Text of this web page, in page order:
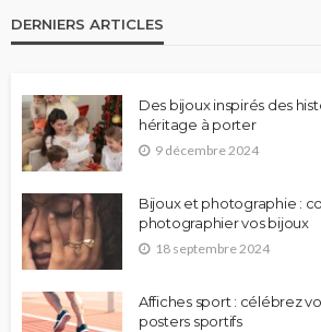
DERNIERS ARTICLES
Des bijoux inspirés des
héritage à porter
9 décembre 2024
Bijoux et photographie :
photographier vos bijoux
18 septembre 2024
Affiches sport : célébrez
posters sportifs